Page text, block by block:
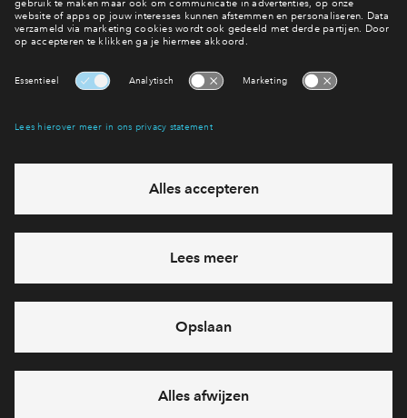
Interesse in een woning in Zijdekwartier?
Alles over de planning
6 dagen per week beschikbaar (behalve tijdens
feestdagen)
vandaag van 09:00 - 18:00 uur